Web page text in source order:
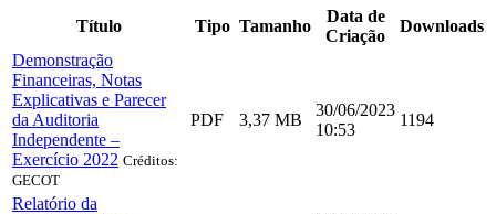
Título Tipo Tamanho
Data de
Criação
Downloads
Demonstração
Financeiras, Notas
Explicativas e Parecer
da Auditoria
Independente –
Exercício 2022 Créditos:
GECOT
PDF 3,37 MB
30/06/2023
10:53
1194
Relatório da